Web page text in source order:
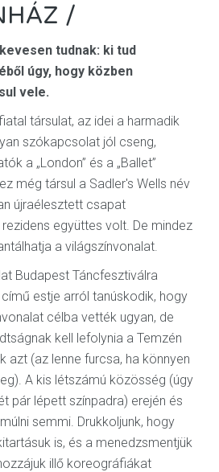
/
tudnak: ki tud
úgy, hogy közben
vele.
társulat, az idei a harmadik
szókapcsolat jól cseng,
a „London” és a „Ballet”
még társul a Sadler's Wells név
újraélesztett csapat
együttes volt. De mindez
a világszínvonalat.
Budapest Táncfesztiválra
estje arról tanúskodik, hogy
célba vették ugyan, de
kell lefolynia a Temzén
azt (az lenne furcsa, ha könnyen
A kis létszámú közösség (úgy
pár lépett színpadra) erején és
semmi. Drukkoljunk, hogy
is, és a menedzsmentjük
illő koreográfiákat